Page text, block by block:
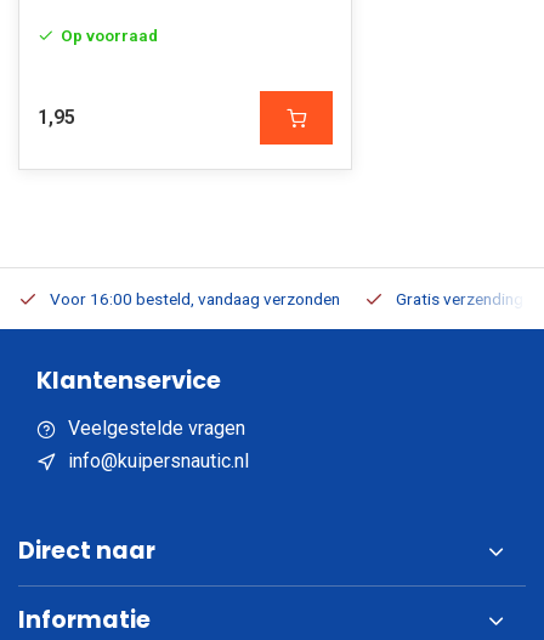
Op voorraad
1,95
Voor 16:00 besteld, vandaag verzonden Gratis verzending
Klantenservice
Veelgestelde vragen
info@kuipersnautic.nl
Direct naar
Informatie